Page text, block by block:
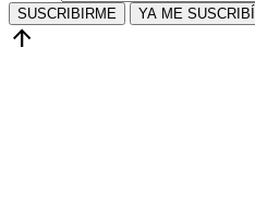
SUSCRIBIRME YA ME SUSCRIBÍ
arrow_upward